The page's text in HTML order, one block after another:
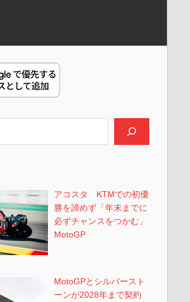
アコスタ KTMでの初優
勝を諦めず「年末までに
必ずチャンスをつかむ」
MotoGP
MotoGPとシルバースト
ーンが2028年まで契約